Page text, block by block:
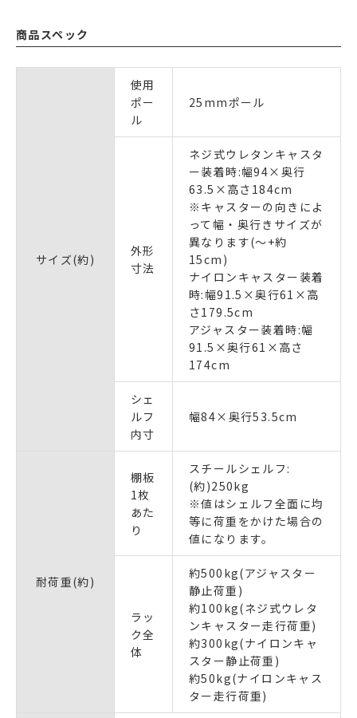
商品スペック
サイズ(約)
使用
ポー
ル
25mmポール
外形
寸法
ネジ式ウレタンキャスタ
ー装着時:幅94×奥行
63.5×高さ184cm
※キャスターの向きによ
って幅・奥行きサイズが
異なります(～+約
15cm)
ナイロンキャスター装着
時:幅91.5×奥行61×高
さ179.5cm
アジャスター装着時:幅
91.5×奥行61×高さ
174cm
シェ
ルフ
内寸
幅84×奥行53.5cm
耐荷重(約)
棚板
1枚
あた
り
スチールシェルフ:
(約)250kg
※値はシェルフ全面に均
等に荷重をかけた場合の
値になります。
ラッ
ク全
体
約500kg(アジャスター
静止荷重)
約100kg(ネジ式ウレタ
ンキャスター走行荷重)
約300kg(ナイロンキャ
スター静止荷重)
約50kg(ナイロンキャス
ター走行荷重)